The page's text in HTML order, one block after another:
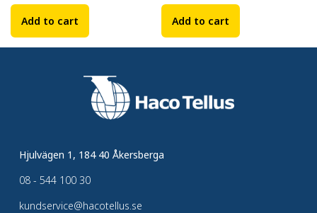
Add to cart Add to cart
Hjulvägen 1, 184 40 Åkersberga
08 - 544 100 30
kundservice@hacotellus.se